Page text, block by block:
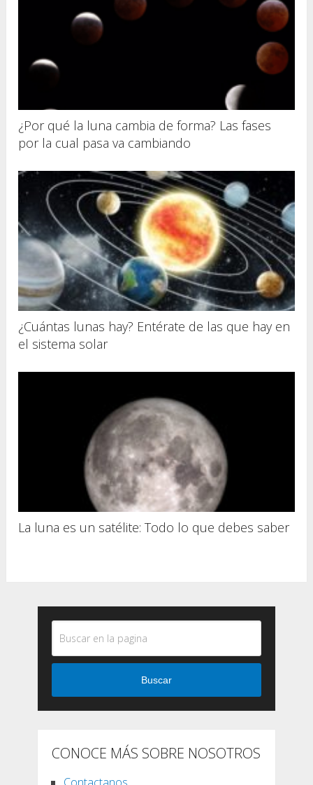
¿Por qué la luna cambia de forma? Las fases
por la cual pasa va cambiando
¿Cuántas lunas hay? Entérate de las que hay en
el sistema solar
La luna es un satélite: Todo lo que debes saber
Buscar
CONOCE MÁS SOBRE NOSOTROS
Contactanos